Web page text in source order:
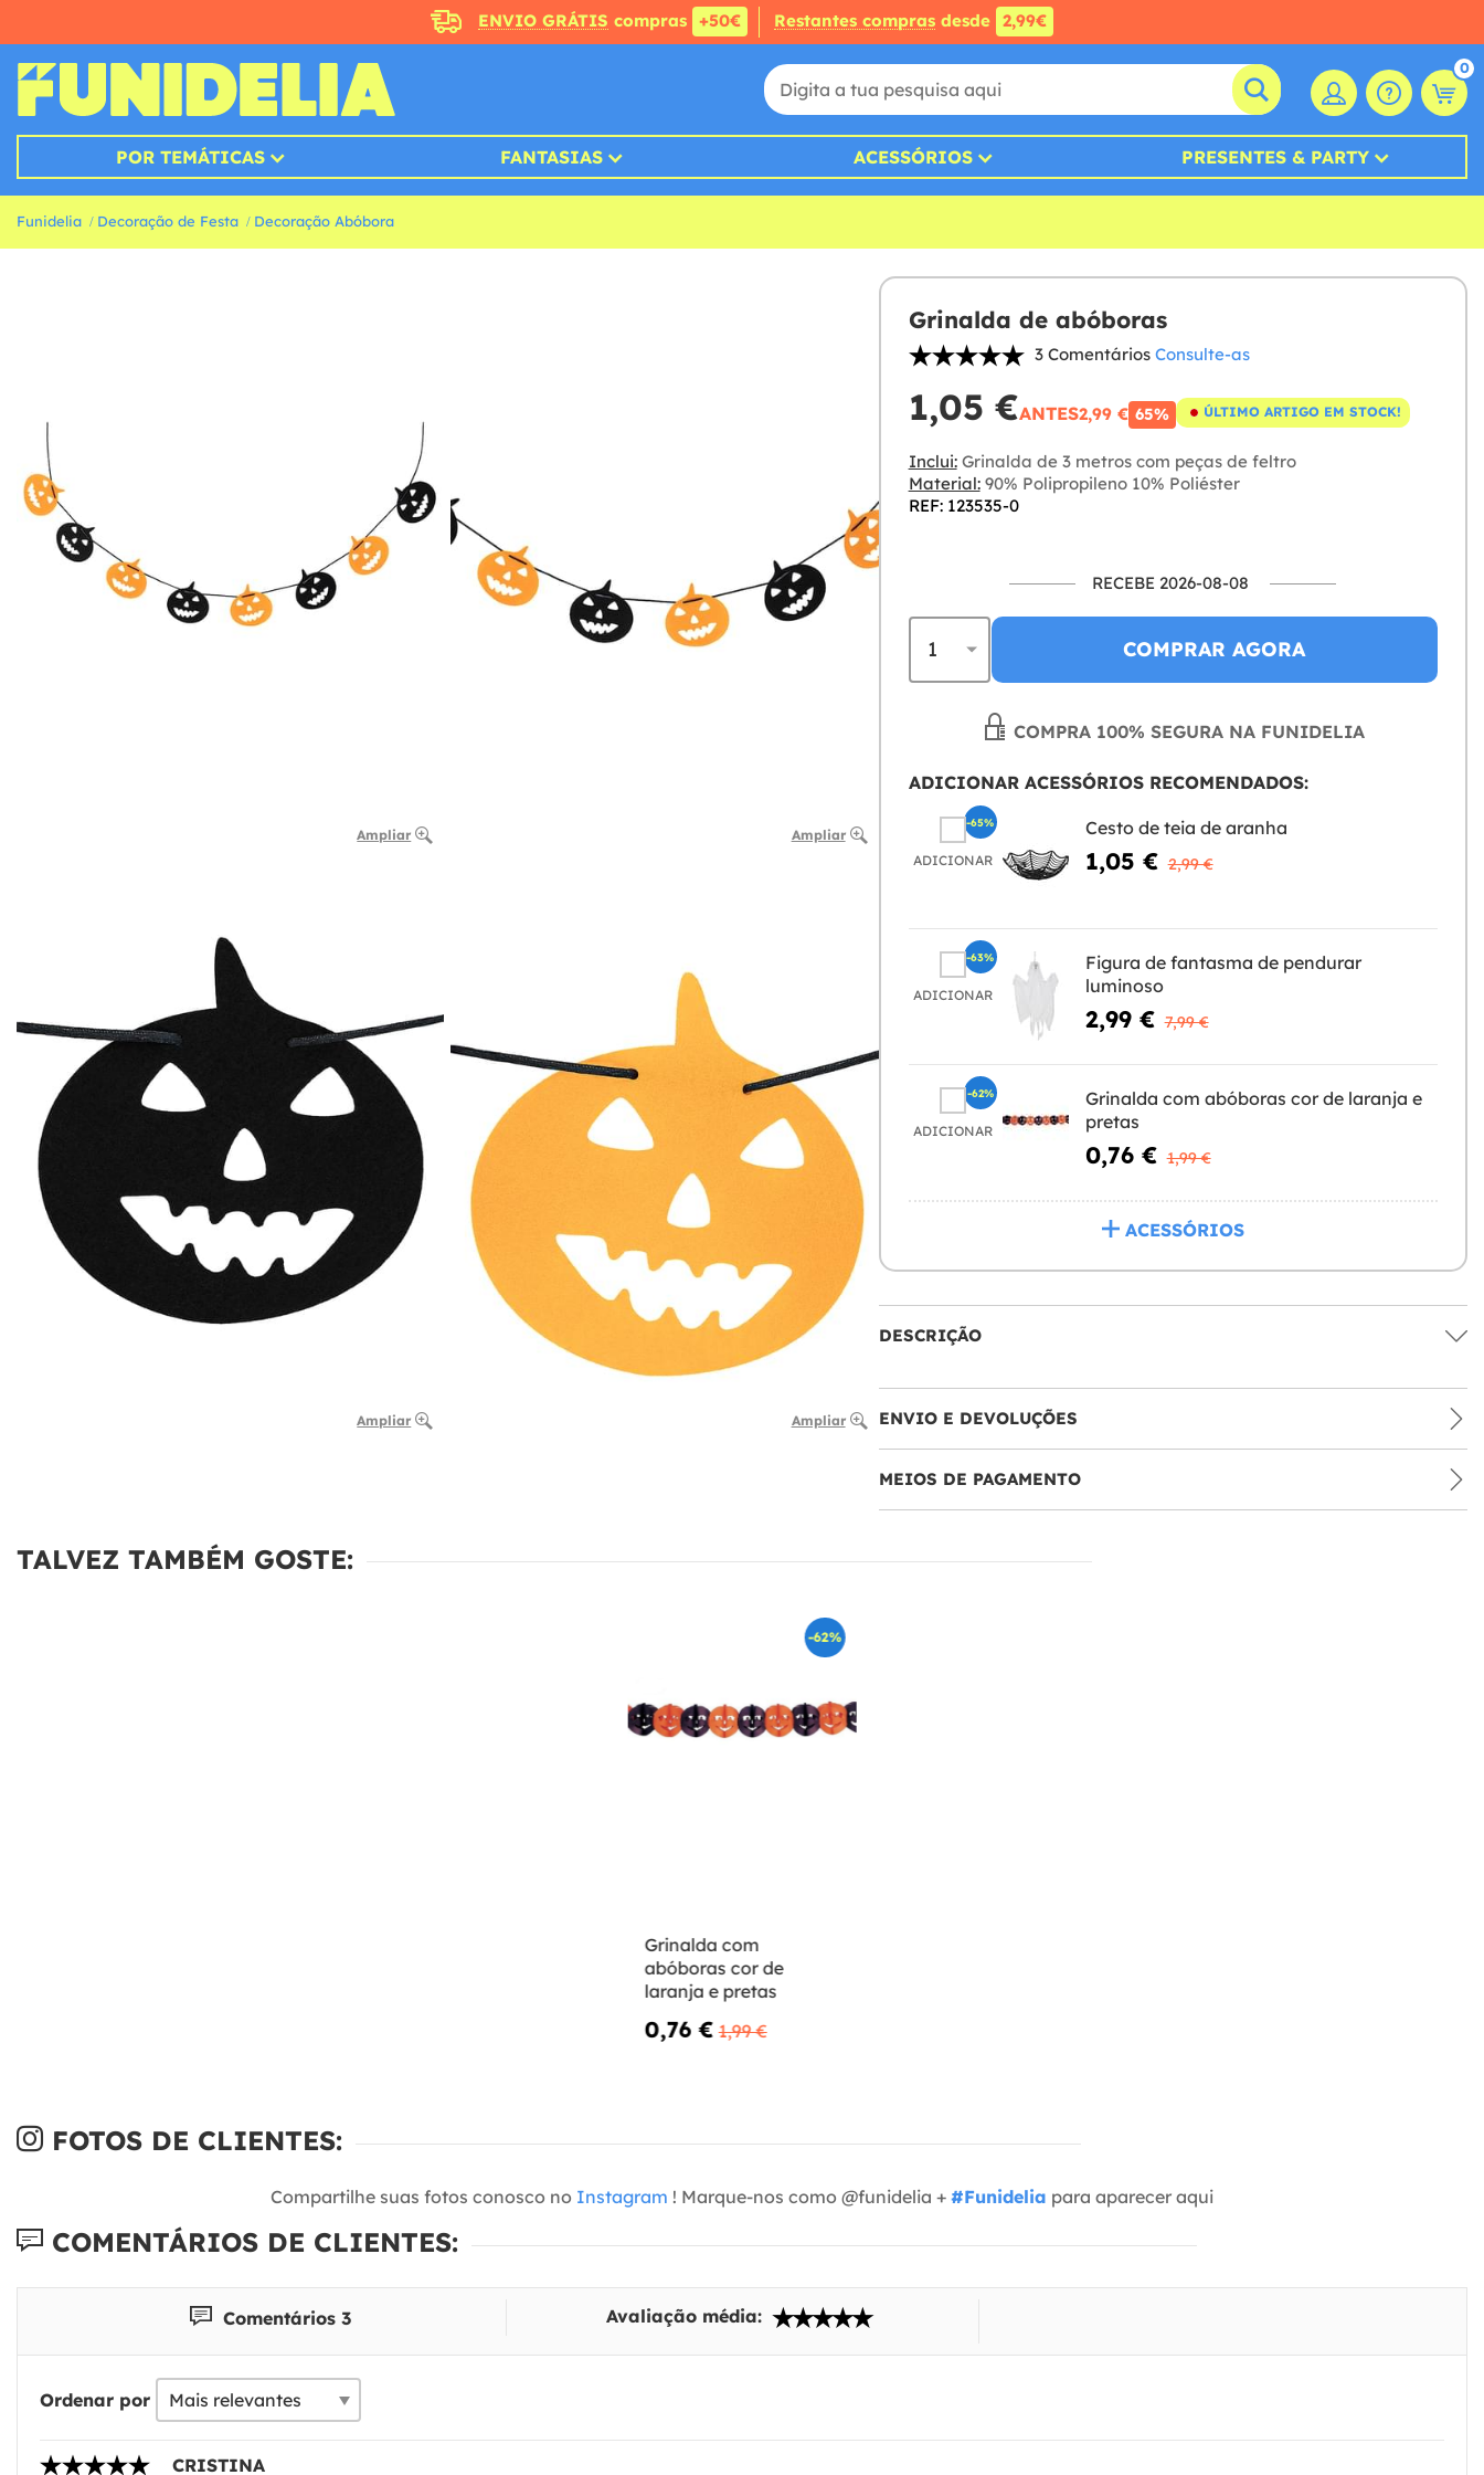
ENVIO GRÁTIS compras +50€ Restantes compras desde 2,99€
0
POR TEMÁTICAS FANTASIAS ACESSÓRIOS PRESENTES & PARTY
Funidelia Decoração de Festa Decoração Abóbora
Ampliar Ampliar
Ampliar Ampliar
Grinalda de abóboras
3 Comentários Consulte-as
1,05 €ANTES2,99 € 65% ÚLTIMO ARTIGO EM STOCK!
Inclui:Grinalda de 3 metros com peças de feltro
Material:90% Polipropileno 10% Poliéster
REF: 123535-0
RECEBE 2026-08-08
COMPRAR AGORA
COMPRA 100% SEGURA NA FUNIDELIA
ADICIONAR ACESSÓRIOS RECOMENDADOS:
ADICIONAR
Cesto de teia de aranha
1,05 € 2,99 €
-65%
ADICIONAR
Figura de fantasma de pendurar
luminoso
2,99 € 7,99 €
-63%
ADICIONAR
Grinalda com abóboras cor de laranja e
pretas
0,76 € 1,99 €
-62%
ACESSÓRIOS
DESCRIÇÃO
ENVIO E DEVOLUÇÕES
MEIOS DE PAGAMENTO
TALVEZ TAMBÉM GOSTE:
-62%
Grinalda com
abóboras cor de
laranja e pretas
0,76 € 1,99 €
FOTOS DE CLIENTES:
Compartilhe suas fotos conosco no Instagram ! Marque-nos como @funidelia + #Funidelia para aparecer aqui
COMENTÁRIOS DE CLIENTES:
Comentários 3 Avaliação média:
Ordenar por
CRISTINA